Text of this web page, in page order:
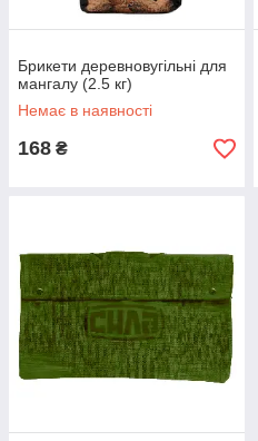
Брикети деревновугільні для
мангалу (2.5 кг)
Немає в наявності
168 ₴